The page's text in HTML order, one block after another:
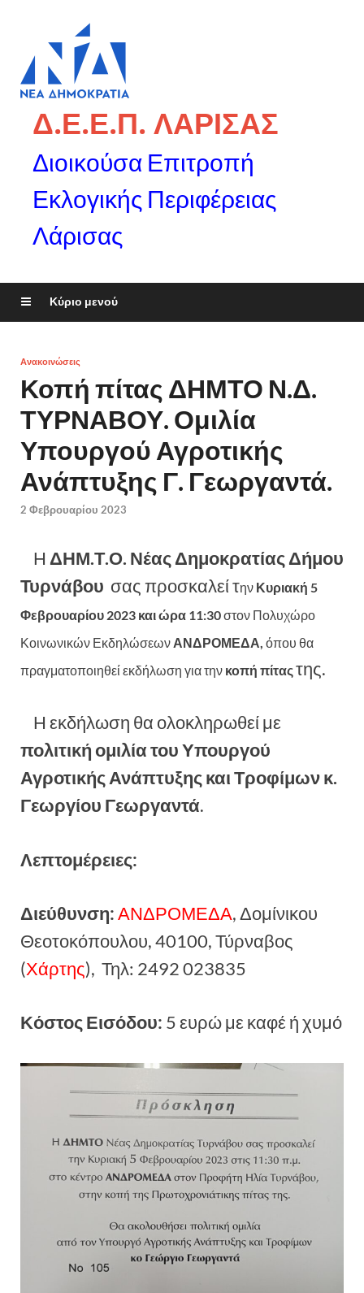
Δ.Ε.Ε.Π. ΛΑΡΙΣΑΣ
Διοικούσα Επιτροπή
Εκλογικής Περιφέρειας
Λάρισας
Κύριο μενού
Ανακοινώσεις
Κοπή πίτας ΔΗΜΤΟ Ν.Δ.
ΤΥΡΝΑΒΟΥ. Ομιλία
Υπουργού Αγροτικής
Ανάπτυξης Γ. Γεωργαντά.
2 Φεβρουαρίου 2023
Η ΔΗΜ.Τ.Ο. Νέας Δημοκρατίας Δήμου
Τυρνάβου σας προσκαλεί την Κυριακή 5
Φεβρουαρίου 2023 και ώρα 11:30στον Πολυχώρο
Κοινωνικών Εκδηλώσεων ΑΝΔΡΟΜΕΔΑ, όπου θα
πραγματοποιηθεί εκδήλωση για την κοπή πίταςτης.
Η εκδήλωση θα ολοκληρωθεί με
πολιτική ομιλία του Υπουργού
Αγροτικής Ανάπτυξης και Τροφίμων κ.
Γεωργίου Γεωργαντά.
Λεπτομέρειες:
Διεύθυνση:ΑΝΔΡΟΜΕΔΑ, Δομίνικου
Θεοτοκόπουλου, 40100, Τύρναβος
(Χάρτης), Τηλ: 2492 023835
Κόστος Εισόδου: 5 ευρώ με καφέ ή χυμό